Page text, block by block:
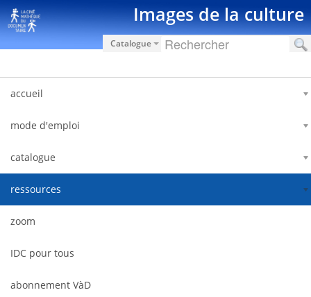
Saut au contenu Images de la culture
Catalogue
accueil
mode d'emploi
catalogue
ressources
zoom
IDC pour tous
abonnement VàD